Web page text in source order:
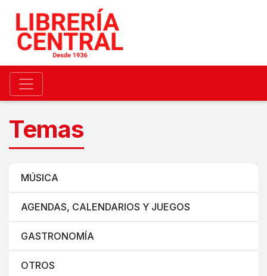
Temas
MÚSICA
AGENDAS, CALENDARIOS Y JUEGOS
GASTRONOMÍA
OTROS